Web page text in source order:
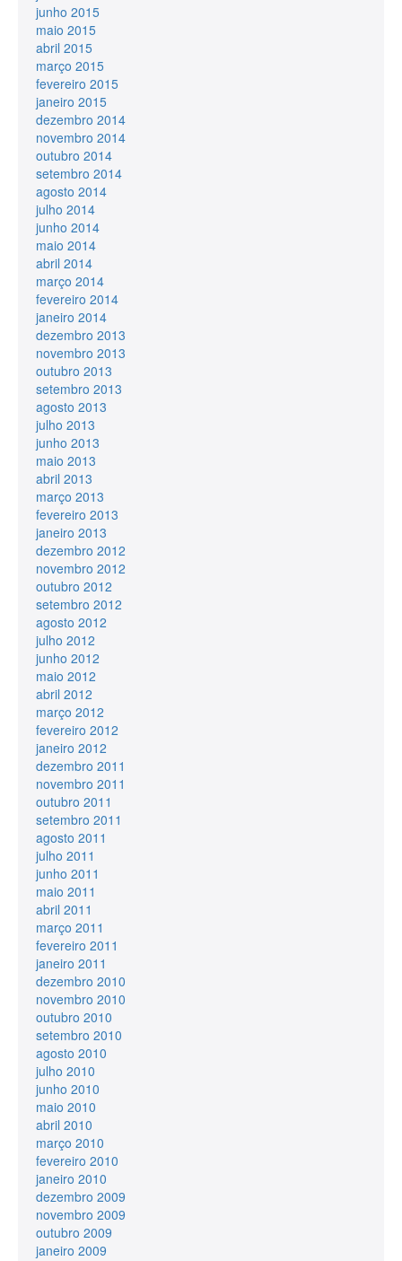
junho 2015
maio 2015
abril 2015
março 2015
fevereiro 2015
janeiro 2015
dezembro 2014
novembro 2014
outubro 2014
setembro 2014
agosto 2014
julho 2014
junho 2014
maio 2014
abril 2014
março 2014
fevereiro 2014
janeiro 2014
dezembro 2013
novembro 2013
outubro 2013
setembro 2013
agosto 2013
julho 2013
junho 2013
maio 2013
abril 2013
março 2013
fevereiro 2013
janeiro 2013
dezembro 2012
novembro 2012
outubro 2012
setembro 2012
agosto 2012
julho 2012
junho 2012
maio 2012
abril 2012
março 2012
fevereiro 2012
janeiro 2012
dezembro 2011
novembro 2011
outubro 2011
setembro 2011
agosto 2011
julho 2011
junho 2011
maio 2011
abril 2011
março 2011
fevereiro 2011
janeiro 2011
dezembro 2010
novembro 2010
outubro 2010
setembro 2010
agosto 2010
julho 2010
junho 2010
maio 2010
abril 2010
março 2010
fevereiro 2010
janeiro 2010
dezembro 2009
novembro 2009
outubro 2009
janeiro 2009